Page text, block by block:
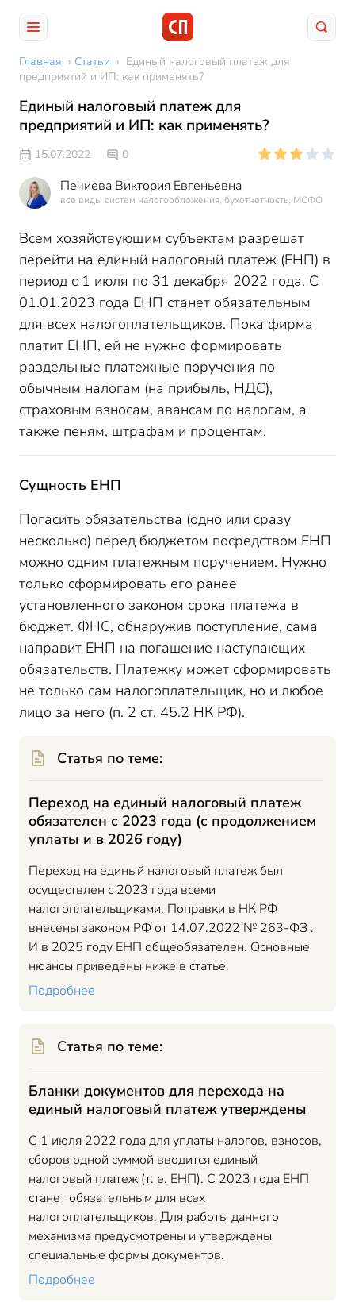
Главная › Статьи › Единый налоговый платеж для
предприятий и ИП: как применять?
Единый налоговый платеж для
предприятий и ИП: как применять?
15.07.2022 0
Печиева Виктория Евгеньевна
все виды систем налогообложения, бухотчетность, МСФО
Всем хозяйствующим субъектам разрешат
перейти на единый налоговый платеж (ЕНП) в
период с 1 июля по 31 декабря 2022 года. С
01.01.2023 года ЕНП станет обязательным
для всех налогоплательщиков. Пока фирма
платит ЕНП, ей не нужно формировать
раздельные платежные поручения по
обычным налогам (на прибыль, НДС),
страховым взносам, авансам по налогам, а
также пеням, штрафам и процентам.
Сущность ЕНП
Погасить обязательства (одно или сразу
несколько) перед бюджетом посредством ЕНП
можно одним платежным поручением. Нужно
только сформировать его ранее
установленного законом срока платежа в
бюджет. ФНС, обнаружив поступление, сама
направит ЕНП на погашение наступающих
обязательств. Платежку может сформировать
не только сам налогоплательщик, но и любое
лицо за него (п. 2 ст. 45.2 НК РФ).
Статья по теме:
Переход на единый налоговый платеж
обязателен с 2023 года (с продолжением
уплаты и в 2026 году)
Переход на единый налоговый платеж был
осуществлен c 2023 года всеми
налогоплательщиками. Поправки в НК РФ
внесены законом РФ от 14.07.2022 № 263-ФЗ .
И в 2025 году ЕНП общеобязателен. Основные
нюансы приведены ниже в статье.
Подробнее
Статья по теме:
Бланки документов для перехода на
единый налоговый платеж утверждены
С 1 июля 2022 года для уплаты налогов, взносов,
сборов одной суммой вводится единый
налоговый платеж (т. е. ЕНП). С 2023 года ЕНП
станет обязательным для всех
налогоплательщиков. Для работы данного
механизма предусмотрены и утверждены
специальные формы документов.
Подробнее